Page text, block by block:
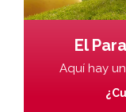
El
Aquí hay